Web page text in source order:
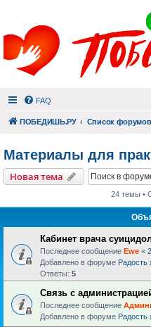
FAQ
ПОБЕДИШЬ.РУ Список форумов
Материалы для
Новая тема
24 темы •
Кабинет врача
Последнее сообщение Ewe «
Добавлено в форуме Радость
Ответы: 5
Связь с
Последнее сообщение
Добавлено в форуме Радость